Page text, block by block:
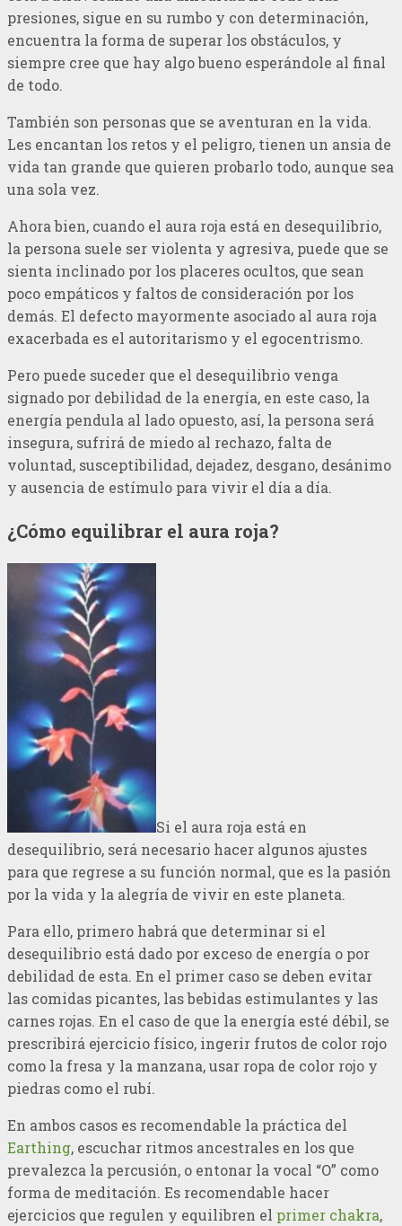
presiones, sigue en su rumbo y con determinación,
encuentra la forma de superar los obstáculos, y
siempre cree que hay algo bueno esperándole al final
de todo.
También son personas que se aventuran en la vida.
Les encantan los retos y el peligro, tienen un ansia de
vida tan grande que quieren probarlo todo, aunque sea
una sola vez.
Ahora bien, cuando el aura roja está en desequilibrio,
la persona suele ser violenta y agresiva, puede que se
sienta inclinado por los placeres ocultos, que sean
poco empáticos y faltos de consideración por los
demás. El defecto mayormente asociado al aura roja
exacerbada es el autoritarismo y el egocentrismo.
Pero puede suceder que el desequilibrio venga
signado por debilidad de la energía, en este caso, la
energía pendula al lado opuesto, así, la persona será
insegura, sufrirá de miedo al rechazo, falta de
voluntad, susceptibilidad, dejadez, desgano, desánimo
y ausencia de estímulo para vivir el día a día.
¿Cómo equilibrar el aura roja?
Si el aura roja está en
desequilibrio, será necesario hacer algunos ajustes
para que regrese a su función normal, que es la pasión
por la vida y la alegría de vivir en este planeta.
Para ello, primero habrá que determinar si el
desequilibrio está dado por exceso de energía o por
debilidad de esta. En el primer caso se deben evitar
las comidas picantes, las bebidas estimulantes y las
carnes rojas. En el caso de que la energía esté débil, se
prescribirá ejercicio físico, ingerir frutos de color rojo
como la fresa y la manzana, usar ropa de color rojo y
piedras como el rubí.
En ambos casos es recomendable la práctica del
Earthing, escuchar ritmos ancestrales en los que
prevalezca la percusión, o entonar la vocal “O” como
forma de meditación. Es recomendable hacer
ejercicios que regulen y equilibren el primer chakra,